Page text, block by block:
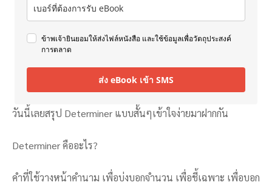
ข้าพเจ้ายินยอมให้ส่งไฟล์หนังสือ และใช้ข้อมูลเพื่อวัตถุประสงค์
การตลาด
ส่ง eBook เข้า SMS
วันนี้เลยสรุป Determiner แบบสั้นๆเข้าใจง่ายมาฝากกัน
Determiner คืออะไร?
คำที่ใช้วางหน้าคำนาม เพื่อบ่งบอกจำนวน เพื่อชี้เฉพาะ เพื่อบอก